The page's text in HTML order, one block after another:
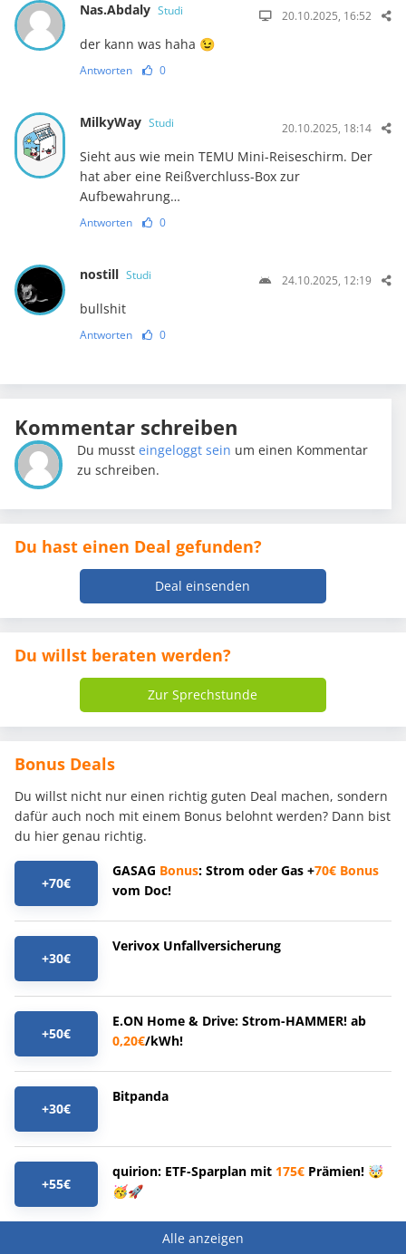
Nas.Abdaly Studi 20.10.2025, 16:52
der kann was haha 😉
Antworten 0
MilkyWay Studi 20.10.2025, 18:14
Sieht aus wie mein TEMU Mini-Reiseschirm. Der
hat aber eine Reißverchluss-Box zur
Aufbewahrung…
Antworten 0
nostill Studi 24.10.2025, 12:19
bullshit
Antworten 0
Kommentar schreiben
Du mussteingeloggt sein um einen Kommentar
zu schreiben.
Du hast einen Deal gefunden?
Deal einsenden
Du willst beraten werden?
Zur Sprechstunde
Bonus Deals
Du willst nicht nur einen richtig guten Deal machen, sondern
dafür auch noch mit einem Bonus belohnt werden? Dann bist
du hier genau richtig.
+70€
GASAG Bonus: Strom oder Gas +70€ Bonus
vom Doc!
+30€
Verivox Unfallversicherung
+50€
E.ON Home & Drive: Strom-HAMMER! ab
0,20€/kWh!
+30€
Bitpanda
+55€
quirion: ETF-Sparplan mit 175€ Prämien! 🤯
🥳🚀
Alle anzeigen